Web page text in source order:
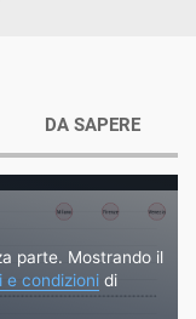
parte. Mostrando il
e condizioni di
DA SAPERE